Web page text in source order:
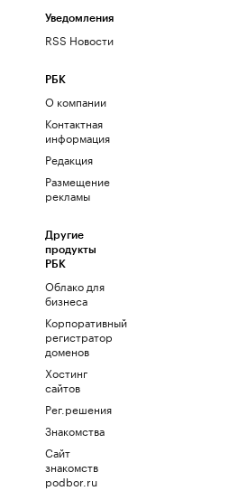
Уведомления
RSS Новости
РБК
О компании
Контактная
информация
Редакция
Размещение
рекламы
Другие
продукты
РБК
Облако для
бизнеса
Корпоративный
регистратор
доменов
Хостинг
сайтов
Рег.решения
Знакомства
Сайт
знакомств
podbor.ru